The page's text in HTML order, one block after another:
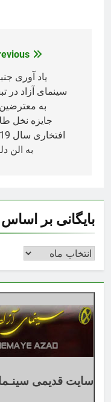
راهبری
نوشتهیاد آوری
سینمای آزاد در
به
جایزه نخل
به الن
بایگانی بر
بایگانی
اساس
تقویم
میلادی
سایت قدیمی سینـمای آزاد (